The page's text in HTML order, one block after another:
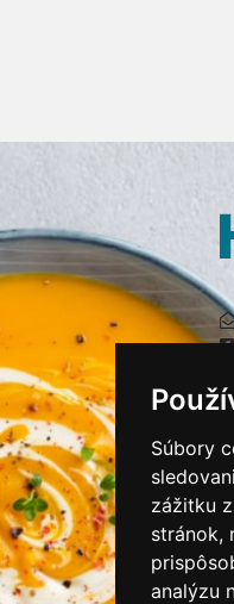
Súbory
zážitku
stránok,
analýzu